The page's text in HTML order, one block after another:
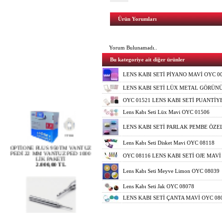
OPTİONE PLUS 950TM VANTUZ
PEDİ 22 MM VANTUZ PED 1000
LİK PAKETİ
2.000,00 TL
OYC 4481 MATKAP UCU NİDEK
Ürün Yorumları
Yorum Bulunamadı..
Bu kategoriye ait diğer ürünler
LENS KABI SETİ PİYANO MAVİ OYC
LENS KABI SETİ LÜX METAL
OYC 01521 LENS KABI SETİ
Lens Kabı Seti Lüx Mavi OYC 01506
LENS KABI SETİ PARLAK PEMBE
Lens Kabı Seti Disket Mavi OYC 08118
OYC 08116 LENS KABI SETİ OJE MAVİ
Lens Kabı Seti Meyve Limon OYC 08039
Lens Kabı Seti Jak OYC 08078
LENS KABI SETİ ÇANTA MAVİ OYC